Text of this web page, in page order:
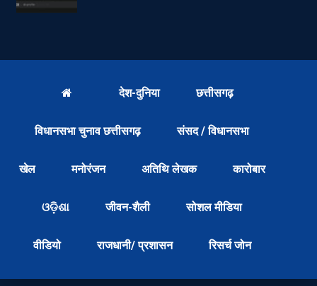
देश-दुनिया छत्तीसगढ़
विधानसभा चुनाव छत्तीसगढ़ संसद / विधानसभा
खेल मनोरंजन अतिथि लेखक कारोबार
ଓଡ଼ିଶା जीवन-शैली सोशल मीडिया
वीडियो राजधानी/ प्रशासन रिसर्च जोन